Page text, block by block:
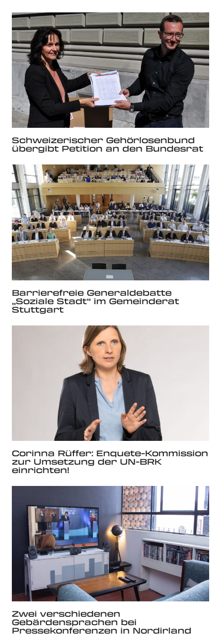
Schweizerischer Gehörlosenbund
übergibt Petition an den Bundesrat
Barrierefreie Generaldebatte
„Soziale Stadt“ im Gemeinderat
Stuttgart
Corinna Rüffer: Enquete-Kommission
zur Umsetzung der UN-BRK
einrichten!
Zwei verschiedenen
Gebärdensprachen bei
Pressekonferenzen in Nordirland